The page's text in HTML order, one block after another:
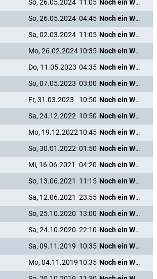
So, 26.05.2024 11:05
Noch ein Wort und ich heirate dich!
So, 26.05.2024 04:45
Noch ein Wort und ich heirate dich!
Sa, 02.03.2024 11:05
Noch ein Wort und ich heirate dich!
Mo, 26.02.202410:35
Noch ein Wort und ich heirate dich!
Do, 11.05.2023 04:35
Noch ein Wort und ich heirate dich!
So, 07.05.2023 03:00
Noch ein Wort und ich heirate dich!
Fr, 31.03.2023 10:50
Noch ein Wort und ich heirate dich!
Sa, 24.12.2022 10:50
Noch ein Wort und ich heirate dich!
Mo, 19.12.202210:45
Noch ein Wort und ich heirate dich!
So, 30.01.2022 01:50
Noch ein Wort und ich heirate dich!
Mi, 16.06.2021 04:20
Noch ein Wort und ich heirate dich!
So, 13.06.2021 11:15
Noch ein Wort und ich heirate dich!
Sa, 12.06.2021 23:55
Noch ein Wort und ich heirate dich!
So, 25.10.2020 13:00
Noch ein Wort und ich heirate dich!
Sa, 24.10.2020 22:10
Noch ein Wort und ich heirate dich!
Sa, 09.11.2019 10:35
Noch ein Wort und ich heirate dich!
Mo, 04.11.2019 10:35
Noch ein Wort und ich heirate dich!